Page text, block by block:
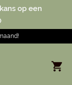
op een